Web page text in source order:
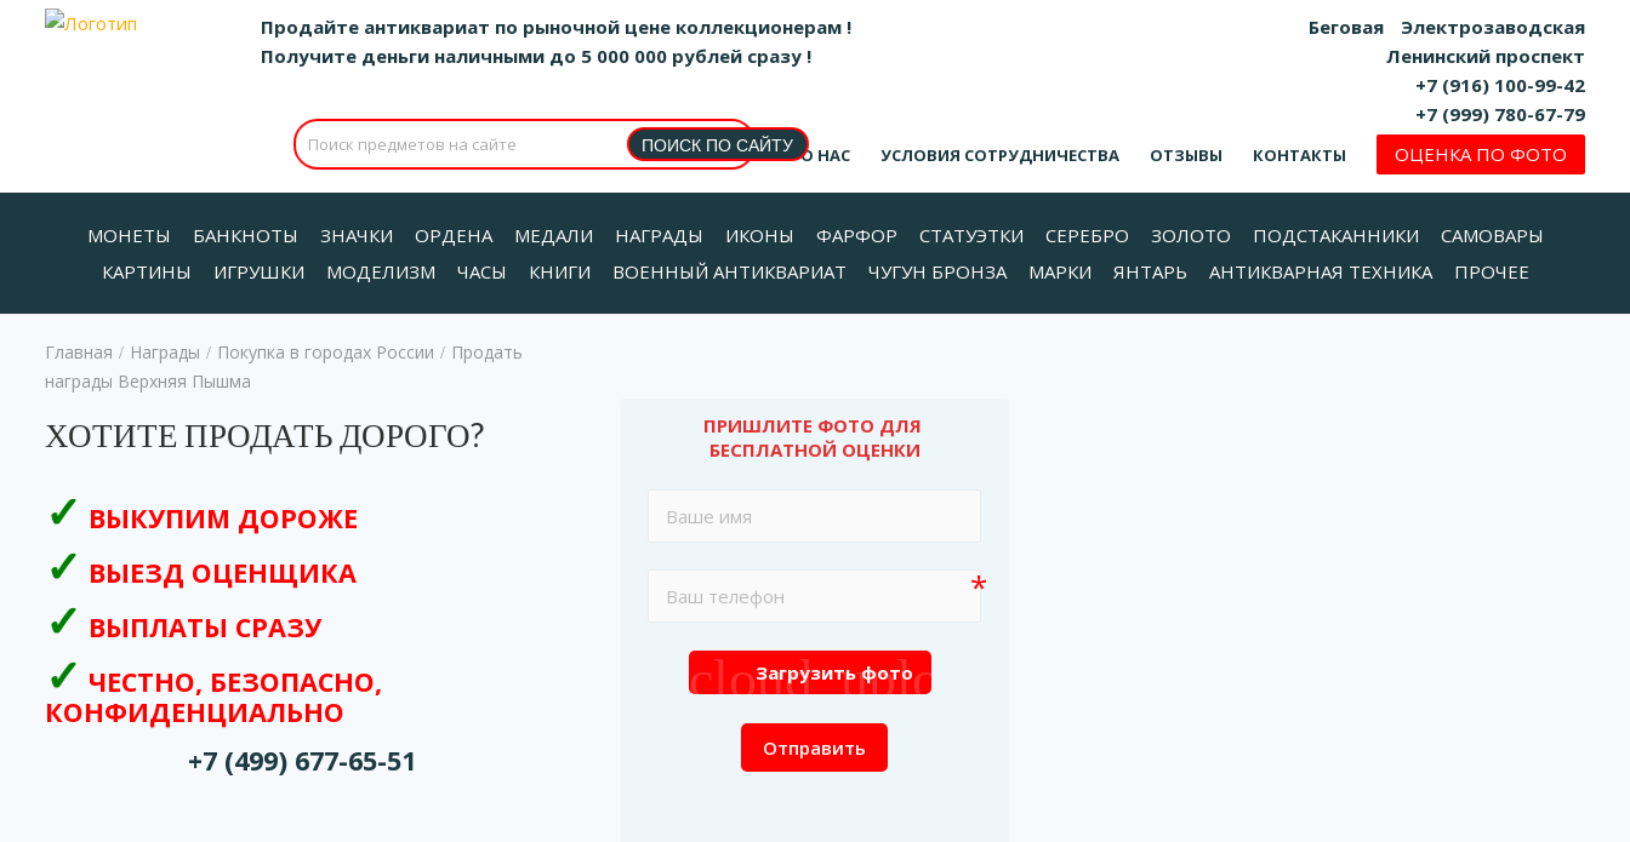
Продайте антиквариат по рыночной цене коллекционерам ! Беговая
Электрозаводская
Получите деньги наличными до 5 000 000 рублей сразу !
Ленинский проспект
+7 (916) 100-99-42
+7 (999) 780-67-79
О НАС УСЛОВИЯ СОТРУДНИЧЕСТВА ОТЗЫВЫ КОНТАКТЫ ОЦЕНКА ПО ФОТО
МОНЕТЫ БАНКНОТЫ ЗНАЧКИ ОРДЕНА МЕДАЛИ НАГРАДЫ ИКОНЫ ФАРФОР СТАТУЭТКИ СЕРЕБРО ЗОЛОТО ПОДСТАКАННИКИ
САМОВАРЫ
КАРТИНЫ
ИГРУШКИ МОДЕЛИЗМ ЧАСЫ КНИГИ ВОЕННЫЙ АНТИКВАРИАТ ЧУГУН БРОНЗА МАРКИ ЯНТАРЬ АНТИКВАРНАЯ ТЕХНИКА ПРОЧЕЕ
Главная / Награды / Покупка в городах России / Продать
награды Верхняя Пышма
ХОТИТЕ ПРОДАТЬ ДОРОГО?
ВЫКУПИМ ДОРОЖЕ
ВЫЕЗД ОЦЕНЩИКА
ВЫПЛАТЫ СРАЗУ
ЧЕСТНО, БЕЗОПАСНО,
КОНФИДЕНЦИАЛЬНО
+7 (499) 677-65-51
ПРИШЛИТЕ ФОТО ДЛЯ
БЕСПЛАТНОЙ ОЦЕНКИ
cloud_upload
Загрузить фото
Отправить